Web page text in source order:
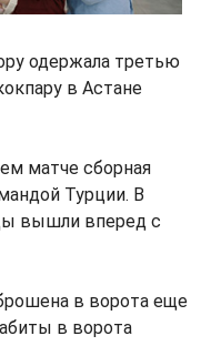
одержала третью
в Астане
матче сборная
Турции. В
вышли вперед с
в ворота еще
в ворота